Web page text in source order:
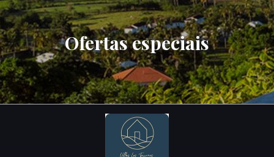
Ofertas especiais